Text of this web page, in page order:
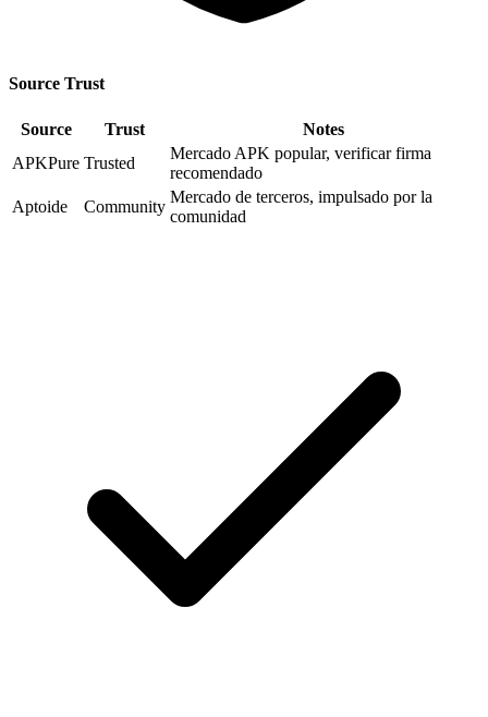
Source Trust
Source Trust
Notes
APKPure Trusted
Mercado APK popular, verificar firma
recomendado
Aptoide
Community
Mercado de terceros, impulsado por la
comunidad